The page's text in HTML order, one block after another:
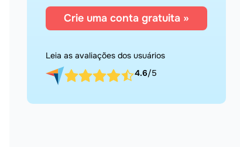
Crie uma conta gratuita »
Leia as avaliações dos usuários
4.6/5